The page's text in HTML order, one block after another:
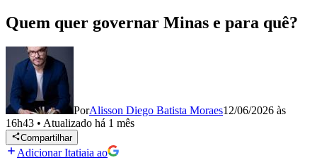
Quem quer governar Minas e para quê?
PorAlisson Diego Batista Moraes12/06/2026 às
16h43 • Atualizado há 1 mês
Compartilhar
Adicionar Itatiaia ao